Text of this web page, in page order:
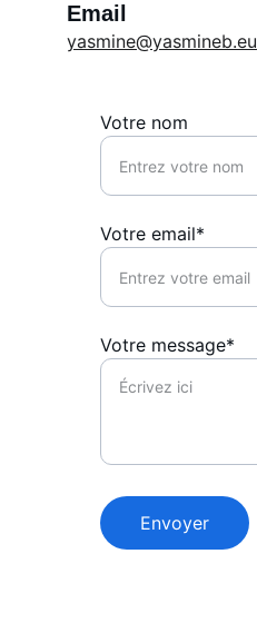
Email
yasmine@yasmineb.eu
Votre nom
Votre email*
Votre message*
Envoyer